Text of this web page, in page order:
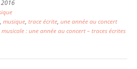
, musique, trace écrite, une année au concert
musicale : une année au concert – traces écrites